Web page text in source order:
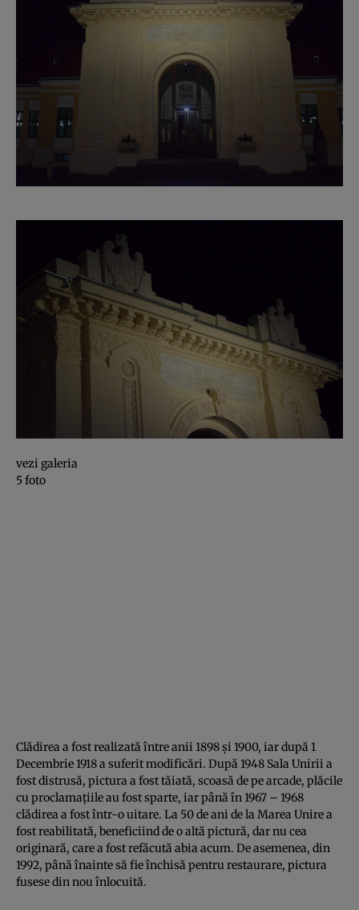
vezi galeria
5 foto
Clădirea a fost realizată între anii 1898 şi 1900, iar după 1
Decembrie 1918 a suferit modificări. După 1948 Sala Unirii a
fost distrusă, pictura a fost tăiată, scoasă de pe arcade, plăcile
cu proclamaţiile au fost sparte, iar până în 1967 – 1968
clădirea a fost într-o uitare. La 50 de ani de la Marea Unire a
fost reabilitată, beneficiind de o altă pictură, dar nu cea
originară, care a fost refăcută abia acum. De asemenea, din
1992, până înainte să fie închisă pentru restaurare, pictura
fusese din nou înlocuită.